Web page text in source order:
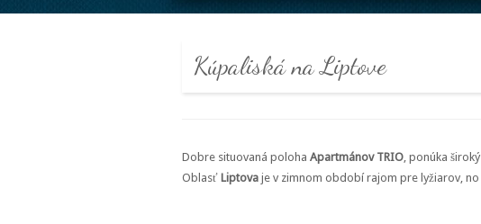
Kúpaliská na Liptove
Dobre situovaná poloha Apartmánov TRIO, ponúka
Oblasť Liptova je v zimnom období rajom pre lyžiarov,